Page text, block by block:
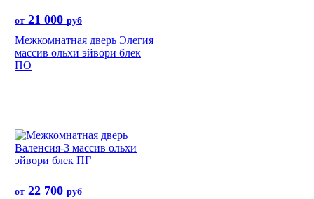
от 21 000 руб
Межкомнатная дверь Элегия
массив ольхи эйвори блек
ПО
от 22 700 руб